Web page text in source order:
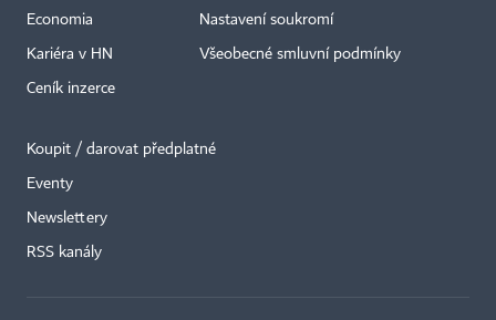
Economia
Kariéra v HN
Ceník inzerce
Nastavení soukromí
Všeobecné smluvní podmínky
Koupit / darovat předplatné
Eventy
Newslettery
RSS kanály